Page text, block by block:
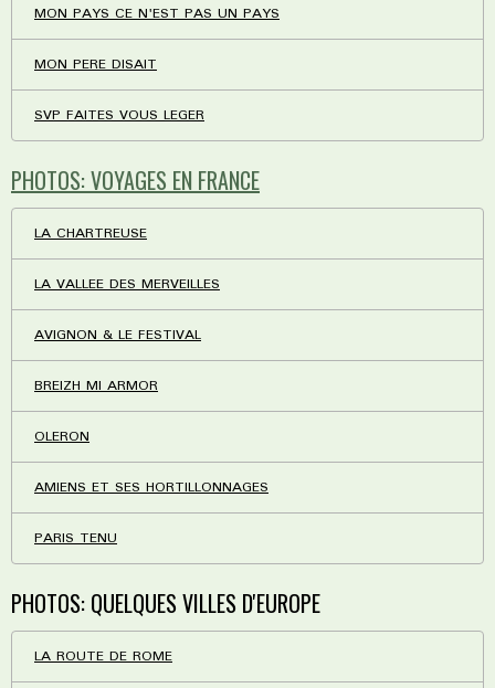
MON PAYS CE N'EST PAS UN PAYS
MON PERE DISAIT
SVP FAITES VOUS LEGER
PHOTOS: VOYAGES EN FRANCE
LA CHARTREUSE
LA VALLEE DES MERVEILLES
AVIGNON & LE FESTIVAL
BREIZH MI ARMOR
OLERON
AMIENS ET SES HORTILLONNAGES
PARIS TENU
PHOTOS: QUELQUES VILLES D'EUROPE
LA ROUTE DE ROME